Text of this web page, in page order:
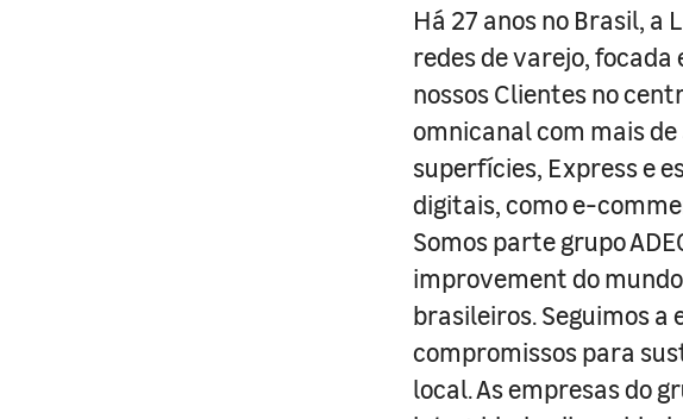
Há 27 anos no Brasil, a
redes de varejo,
nossos Clientes no
omnicanal com mais
superfícies, Express e
digitais, como e-
Somos parte grupo
improvement do
brasileiros. Seguimos
compromissos para
local. As empresas do